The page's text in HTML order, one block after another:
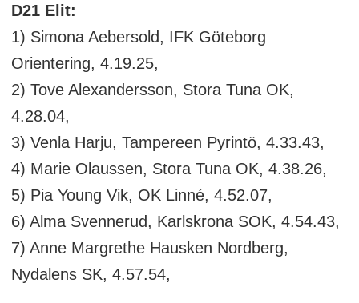
D21 Elit:
1) Simona Aebersold, IFK Göteborg
Orientering, 4.19.25,
2) Tove Alexandersson, Stora Tuna OK,
4.28.04,
3) Venla Harju, Tampereen Pyrintö, 4.33.43,
4) Marie Olaussen, Stora Tuna OK, 4.38.26,
5) Pia Young Vik, OK Linné, 4.52.07,
6) Alma Svennerud, Karlskrona SOK, 4.54.43,
7) Anne Margrethe Hausken Nordberg,
Nydalens SK, 4.57.54,